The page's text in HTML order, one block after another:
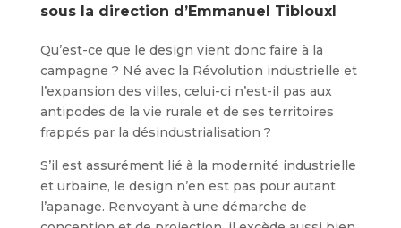
sous la direction d’Emmanuel Tiblouxl
Qu’est-ce que le design vient donc faire à la
campagne ? Né avec la Révolution industrielle et
l’expansion des villes, celui-ci n’est-il pas aux
antipodes de la vie rurale et de ses territoires
frappés par la désindustrialisation ?
S’il est assurément lié à la modernité industrielle
et urbaine, le design n’en est pas pour autant
l’apanage. Renvoyant à une démarche de